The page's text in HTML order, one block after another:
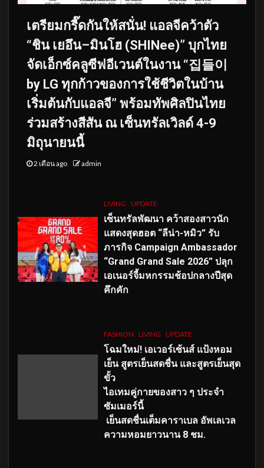
เตรียมกรี๊ดกันให้สนั่น! แอลจีคว้าตัว
“ชิน เยอึน–มินโฮ (SHINee)” บุกไทย
จัดเอ็กซ์คลูซีฟอีเวนต์ในงาน “집들이
by LG ทุกก้าวของการใช้ชีวิตในบ้าน
เริ่มต้นกับแอลจี” พร้อมทัพศิลปินไทย
ร่วมสร้างสีสัน ณ เซ็นทรัลเวิลด์ 4-9
มิถุนายนนี้
2 เดือน ago admin
LIVING UPDATE
เซ็นทรัลพัฒนา คว้าสองสาวนัก
แสดงสุดฮอต “ลีน่า-หมิว” รับ
ภารกิจ Campaign Ambassador
“Grand Grand Sale 2026” ปลุก
เอเนอร์จี้มหกรรมช้อปกลางปีสุด
คึกคัก
FASHION LIVING UPDATE
โฉมใหม่! เอเวอร์เซ้นส์ แป้งหอม
เย็น สูตรเย็นสดชื่น และสูตรเย็นสุด
ขั้ว
ไอเทมคู่กายของสาว ๆ ประจำ
ซัมเมอร์นี้
เย็นสดชื่นเต็มคาราเบล อัพเลเวล
ความหอมยาวนาน 8 ชม.